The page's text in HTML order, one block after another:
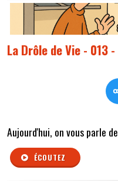
La Drôle de Vie - 013
Aujourd'hui, on vous parle
ÉCOUTEZ